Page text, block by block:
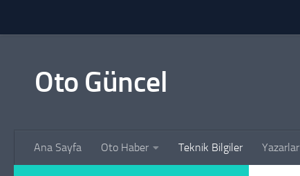
Oto Güncel
Ana Sayfa Oto Haber Teknik Bilgiler Yazarlar